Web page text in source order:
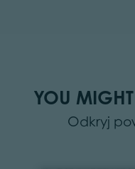
YOU MIGHT
Odkryj